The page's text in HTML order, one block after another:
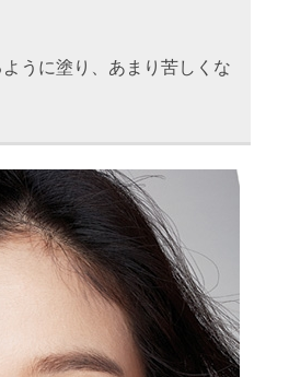
うに塗り、あまり苦しくな